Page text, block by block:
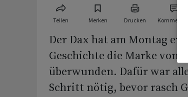
Teilen Merken Drucken Kommentare
Der Dax hat am Montag
Geschichte die Marke von
überwunden. Dafür war
Schritt nötig, bevor rasch